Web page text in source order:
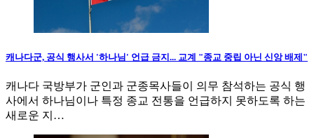
캐나다군, 공식 행사서 '하나님' 언급 금지... 교계 "종교 중립 아닌 신앙 배제"
캐나다 국방부가 군인과 군종목사들이 의무 참석하는 공식 행
사에서 하나님이나 특정 종교 전통을 언급하지 못하도록 하는
새로운 지…